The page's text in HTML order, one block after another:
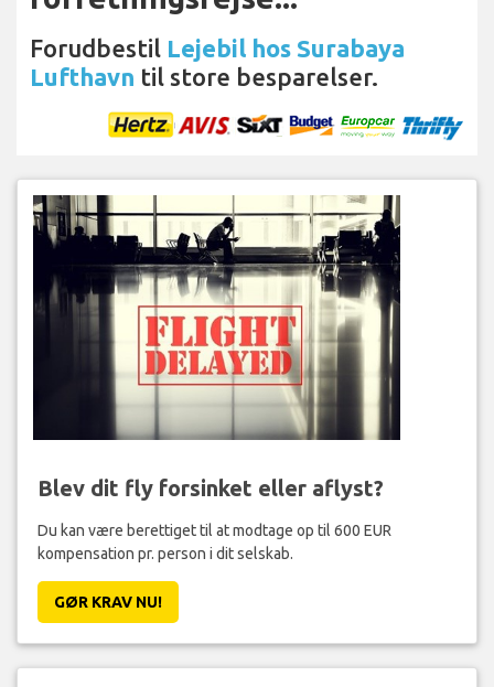
Forudbestil Lejebil hos Surabaya
Lufthavn til store besparelser.
Blev dit fly forsinket eller aflyst?
Du kan være berettiget til at modtage op til 600 EUR
kompensation pr. person i dit selskab.
GØR KRAV NU!